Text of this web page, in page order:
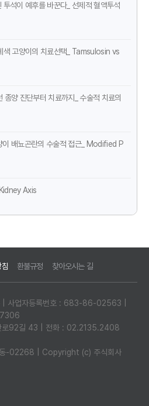
석이 예후를 바꾼다_ 선제적 혈액투석
색 고양이의 치료선택_ Tamsulosin vs
양 진단부터 치료까지_ 수술적 치료의
배뇨곤란의 수술적 접근_ Modified P
Axis
환불규정 찾아오시는 길
| 사업자등록번호 : 683-86-02563 |
로92길 43 | 전화 : 02.2135.2408
동-02268 | Copyright (c) 주식회사